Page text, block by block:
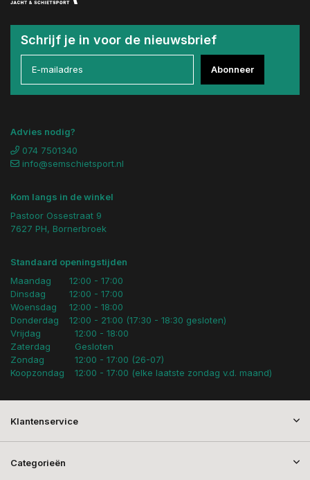
Schrijf je in voor de nieuwsbrief
Abonneer
Advies nodig?
074 7501340
info@semschietsport.nl
Kom langs in de winkel
Pastoor Ossestraat 9
7627 PH, Bornerbroek
Standaard openingstijden
Maandag
Dinsdag
Woensdag
Donderdag
12:00 - 17:00
12:00 - 17:00
12:00 - 18:00
12:00 - 21:00 (17:30 - 18:30 gesloten)
Vrijdag
Zaterdag
Zondag
Koopzondag
12:00 - 18:00
Gesloten
12:00 - 17:00 (26-07)
12:00 - 17:00 (elke laatste zondag v.d. maand)
Klantenservice
Categorieën